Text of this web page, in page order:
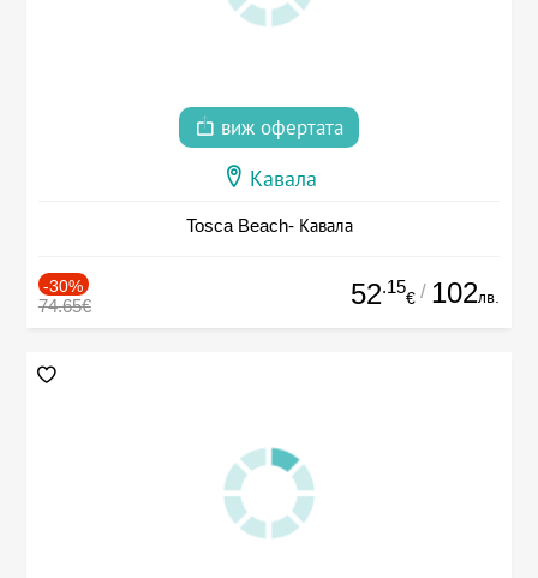
виж офертата
Кавала
Tosca Beach- Кавала
-30%
74.65€ 52.15
€ / 102лв.